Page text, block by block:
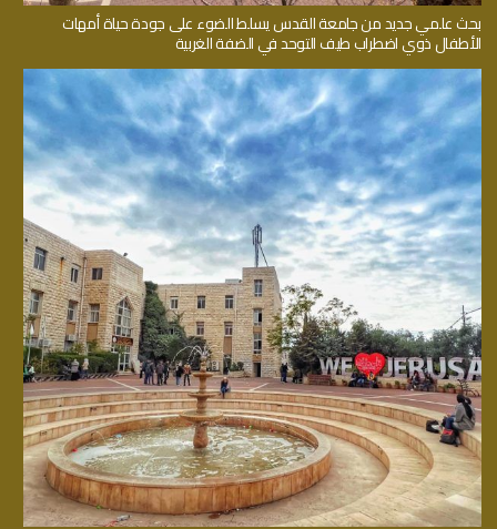
بحث علمي جديد من جامعة القدس يسلط الضوء على جودة حياة أمهات
الأطفال ذوي اضطراب طيف التوحد في الضفة الغربية